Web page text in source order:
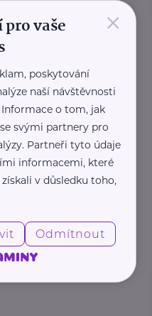
×
vaše
poskytování
naší návštěvnosti
Informace o tom, jak
svými partnery pro
Partneři tyto údaje
informacemi, které
v důsledku toho,
Odmítnout